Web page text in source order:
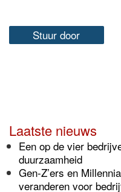
Stuur door
Laatste nieuws
Een op de vier
duurzaamheid
Gen-Z’ers en
veranderen voor